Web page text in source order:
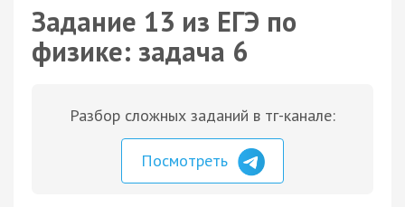
Задание 13 из ЕГЭ по
физике: задача 6
Разбор сложных заданий в тг-канале:
Посмотреть